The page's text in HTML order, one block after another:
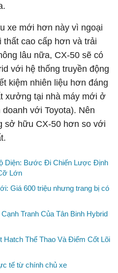
xe mới hơn này vì ngoại
cao cấp hơn và trải
lâu nữa, CX-50 sẽ có
với hệ thống truyền động
kiệm nhiên liệu hơn đáng
xưởng tại nhà máy mới ở
với Toyota). Nên
sở hữu CX-50 hơn so với
Diện: Bước Đi Chiến Lược Định
Lớn
Giá 600 triệu nhưng trang bị có
Tranh Của Tân Binh Hybrid
Hatch Thể Thao Và Điểm Cốt Lõi
tế từ chính chủ xe